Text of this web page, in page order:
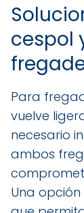
cespol
Para
vuelve
necesario
ambos
Una opción